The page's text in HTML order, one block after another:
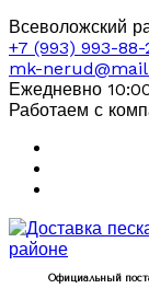
Всеволожский
+7 (993) 993-88-
mk-
Ежедневно
Работаем с
Официальный